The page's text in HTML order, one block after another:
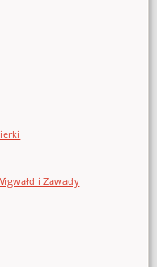
i Zawady